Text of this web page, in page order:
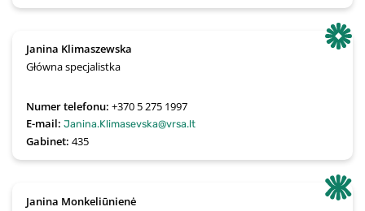
Janina Klimaszewska
Główna specjalistka
Numer telefonu:+370 5 275 1997
E-mail:Janina.Klimasevska@vrsa.lt
Gabinet:435
Janina Monkeliūnienė